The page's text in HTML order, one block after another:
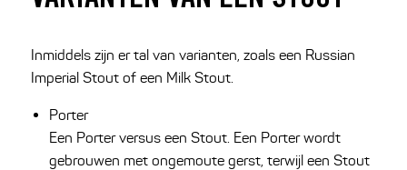
Inmiddels zijn er tal van varianten, zoals een Russian
Imperial Stout of een Milk Stout.
Porter
Een Porter versus een Stout. Een Porter wordt
gebrouwen met ongemoute gerst, terwijl een Stout